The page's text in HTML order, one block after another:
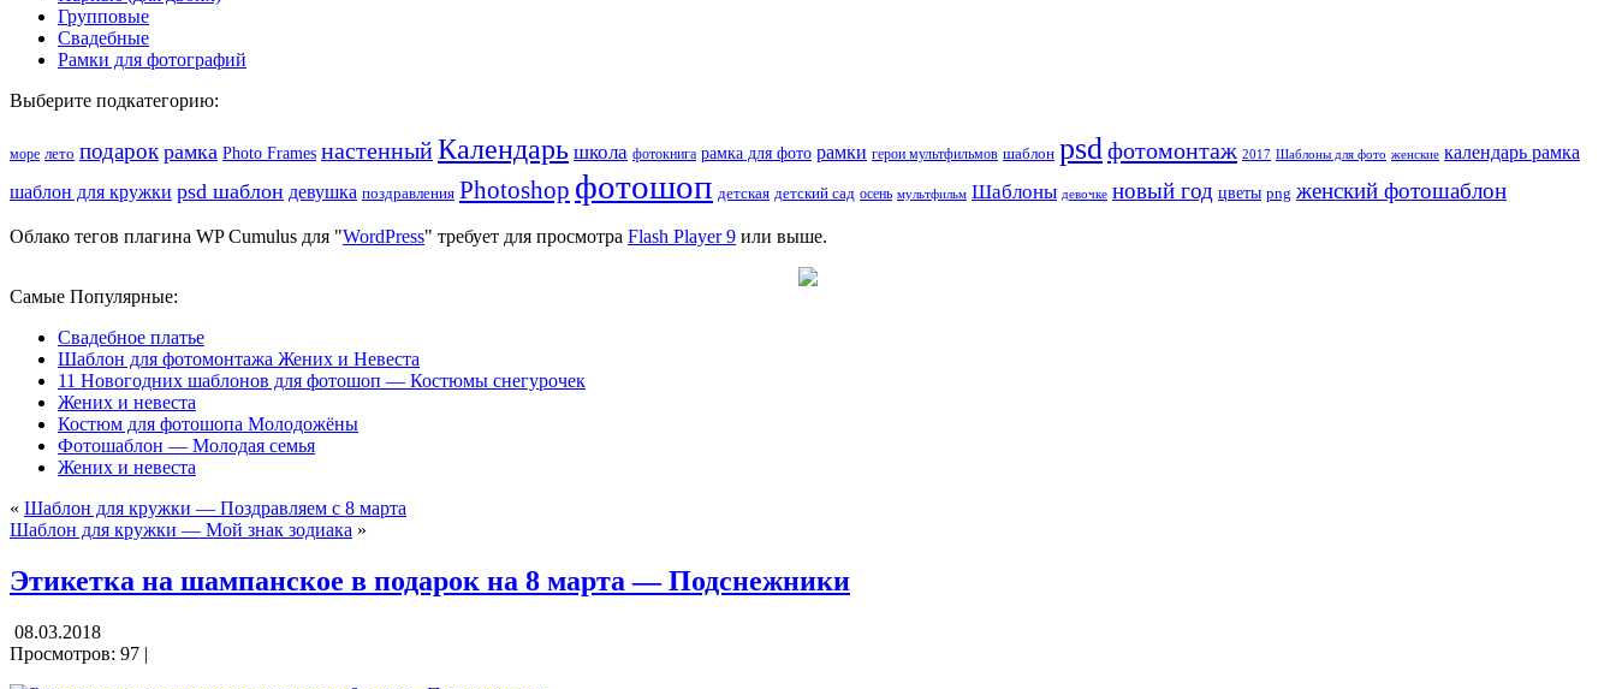
Групповые
Свадебные
Рамки для фотографий
Выберите подкатегорию:
море лето подарок рамка Photo Frames настенныйКалендарь школа фотокнига рамка для фото рамки герои мультфильмов шаблон psdфотомонтаж 2017 Шаблоны для фото женские календарь рамка
шаблон для кружки psd шаблон девушка поздравления Photoshop фотошоп детская детский сад осень мультфильм Шаблоны девочке новый год цветы png женский фотошаблон
Облако тегов плагина WP Cumulus для "WordPress" требует для просмотра Flash Player 9 или выше.
Самые Популярные:
Свадебное платье
Шаблон для фотомонтажа Жених и Невеста
11 Новогодних шаблонов для фотошоп — Костюмы снегурочек
Жених и невеста
Костюм для фотошопа Молодожёны
Фотошаблон — Молодая семья
Жених и невеста
« Шаблон для кружки — Поздравляем с 8 марта
Шаблон для кружки — Мой знак зодиака »
Этикетка на шампанское в подарок на 8 марта — Подснежники
08.03.2018
Просмотров: 97 |